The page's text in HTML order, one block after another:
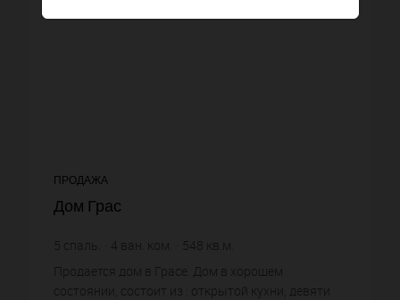
ПРОДАЖА
Дом Грас
5 спаль. 4 ван. ком. 548 кв.м.
цена за кв.м.
Продается дом в Грасе. Дом в хорошем
состоянии, состоит из : открытой кухни, девяти